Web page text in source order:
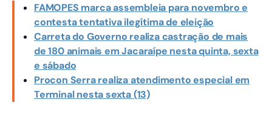
FAMOPES marca assembleia para novembro e
contesta tentativa ilegítima de eleição
Carreta do Governo realiza castração de mais
de 180 animais em Jacaraípe nesta quinta, sexta
e sábado
Procon Serra realiza atendimento especial em
Terminal nesta sexta (13)